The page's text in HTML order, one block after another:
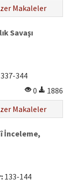
Makaleler
Savaşı
337-344
0
1886
Makaleler
İnceleme,
133-144